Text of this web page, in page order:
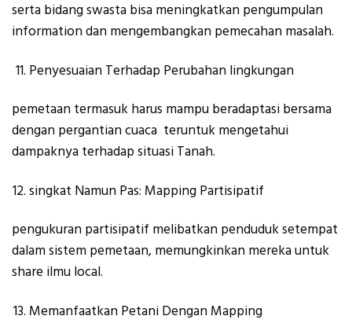
serta bidang swasta bisa meningkatkan pengumpulan
information dan mengembangkan pemecahan masalah.
Penyesuaian Terhadap Perubahan lingkungan
pemetaan termasuk harus mampu beradaptasi bersama
dengan pergantian cuaca teruntuk mengetahui
dampaknya terhadap situasi Tanah.
singkat Namun Pas: Mapping Partisipatif
pengukuran partisipatif melibatkan penduduk setempat
dalam sistem pemetaan, memungkinkan mereka untuk
share ilmu local.
Memanfaatkan Petani Dengan Mapping